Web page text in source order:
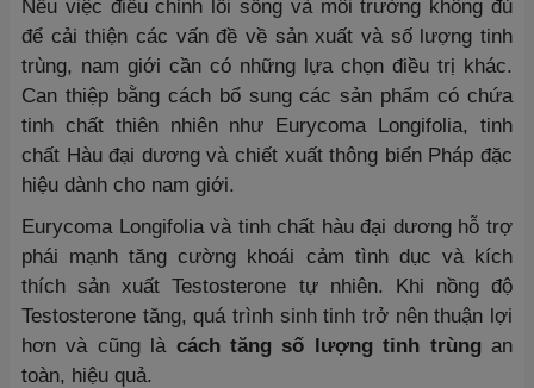
Nếu việc điều chỉnh lối sống và môi trường không đủ
để cải thiện các vấn đề về sản xuất và số lượng tinh
trùng, nam giới cần có những lựa chọn điều trị khác.
Can thiệp bằng cách bổ sung các sản phẩm có chứa
tinh chất thiên nhiên như Eurycoma Longifolia, tinh
chất Hàu đại dương và chiết xuất thông biển Pháp đặc
hiệu dành cho nam giới.
Eurycoma Longifolia và tinh chất hàu đại dương hỗ trợ
phái mạnh tăng cường khoái cảm tình dục và kích
thích sản xuất Testosterone tự nhiên. Khi nồng độ
Testosterone tăng, quá trình sinh tinh trở nên thuận lợi
hơn và cũng là cách tăng số lượng tinh trùngan
toàn, hiệu quả.